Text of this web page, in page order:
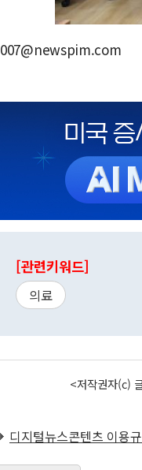
007@newspim.com
[관련키워드]
의료
<저작권자(c)
디지털뉴스콘텐츠 이용